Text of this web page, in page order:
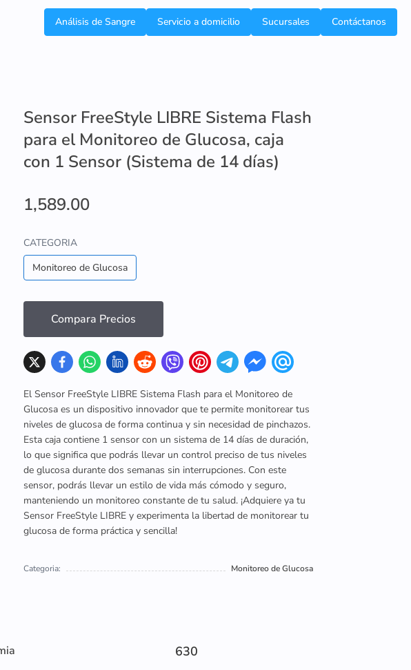
Análisis de Sangre Servicio a domicilio Sucursales Contáctanos
Sensor FreeStyle LIBRE Sistema Flash
para el Monitoreo de Glucosa, caja
con 1 Sensor (Sistema de 14 días)
1,589.00
CATEGORIA
Monitoreo de Glucosa
Compara Precios
El Sensor FreeStyle LIBRE Sistema Flash para el Monitoreo de
Glucosa es un dispositivo innovador que te permite monitorear tus
niveles de glucosa de forma continua y sin necesidad de pinchazos.
Esta caja contiene 1 sensor con un sistema de 14 días de duración,
lo que significa que podrás llevar un control preciso de tus niveles
de glucosa durante dos semanas sin interrupciones. Con este
sensor, podrás llevar un estilo de vida más cómodo y seguro,
manteniendo un monitoreo constante de tu salud. ¡Adquiere ya tu
Sensor FreeStyle LIBRE y experimenta la libertad de monitorear tu
glucosa de forma práctica y sencilla!
Categoria: Monitoreo de Glucosa
630